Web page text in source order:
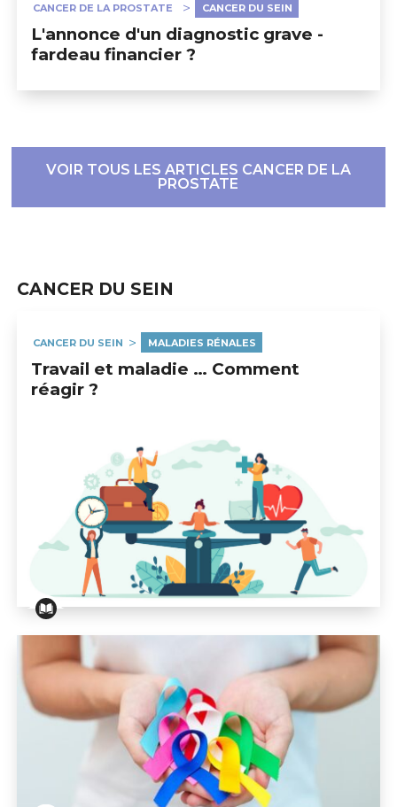
CANCER DE LA PROSTATE CANCER DU SEIN
L'annonce d'un diagnostic grave -
fardeau financier ?
VOIR TOUS LES ARTICLES CANCER DE LA
PROSTATE
CANCER DU SEIN
CANCER DU SEIN MALADIES RÉNALES
Travail et maladie … Comment
réagir ?
Travail et maladie … Comment réagir ?